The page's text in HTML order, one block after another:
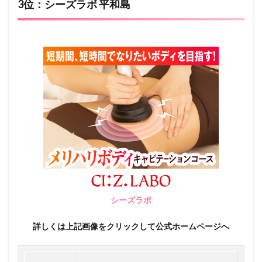
3位：シーズラボ 平和島
シーズラボ
詳しくは上記画像をクリックして公式ホームページへ